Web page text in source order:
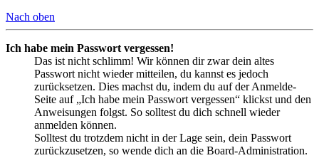
Nach oben
Ich habe mein Passwort vergessen!
Das ist nicht schlimm! Wir können dir zwar dein altes
Passwort nicht wieder mitteilen, du kannst es jedoch
zurücksetzen. Dies machst du, indem du auf der Anmelde-
Seite auf „Ich habe mein Passwort vergessen“ klickst und den
Anweisungen folgst. So solltest du dich schnell wieder
anmelden können.
Solltest du trotzdem nicht in der Lage sein, dein Passwort
zurückzusetzen, so wende dich an die Board-Administration.